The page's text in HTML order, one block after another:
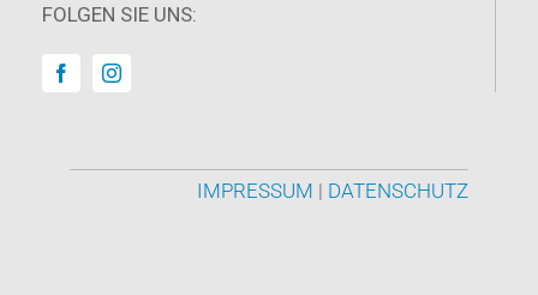
FOLGEN SIE UNS:
IMPRESSUM | DATENSCHUTZ